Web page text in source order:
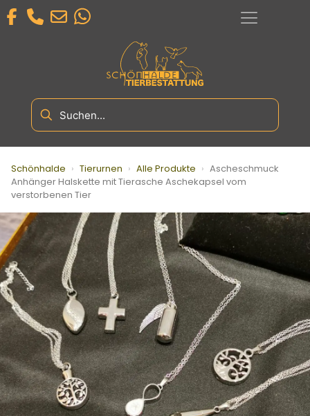
Schönhalde › Tierurnen › Alle Produkte › Ascheschmuck
Anhänger Halskette mit Tierasche Aschekapsel vom
verstorbenen Tier